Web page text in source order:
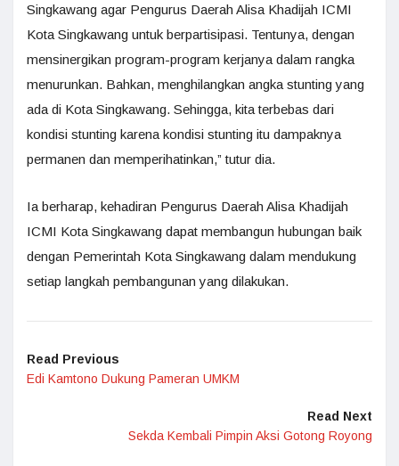
Singkawang agar Pengurus Daerah Alisa Khadijah ICMI
Kota Singkawang untuk berpartisipasi. Tentunya, dengan
mensinergikan program-program kerjanya dalam rangka
menurunkan. Bahkan, menghilangkan angka stunting yang
ada di Kota Singkawang. Sehingga, kita terbebas dari
kondisi stunting karena kondisi stunting itu dampaknya
permanen dan memperihatinkan,” tutur dia.
Ia berharap, kehadiran Pengurus Daerah Alisa Khadijah
ICMI Kota Singkawang dapat membangun hubungan baik
dengan Pemerintah Kota Singkawang dalam mendukung
setiap langkah pembangunan yang dilakukan.
Read Previous
Edi Kamtono Dukung Pameran UMKM
Read Next
Sekda Kembali Pimpin Aksi Gotong Royong